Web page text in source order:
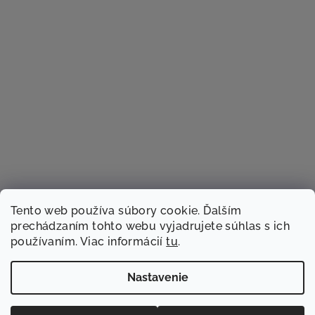
Tento web používa súbory cookie. Ďalším
prechádzaním tohto webu vyjadrujete súhlas s ich
používaním. Viac informáciítu.
Nastavenie
Sledovať na Instagrame
TACSTER.sk